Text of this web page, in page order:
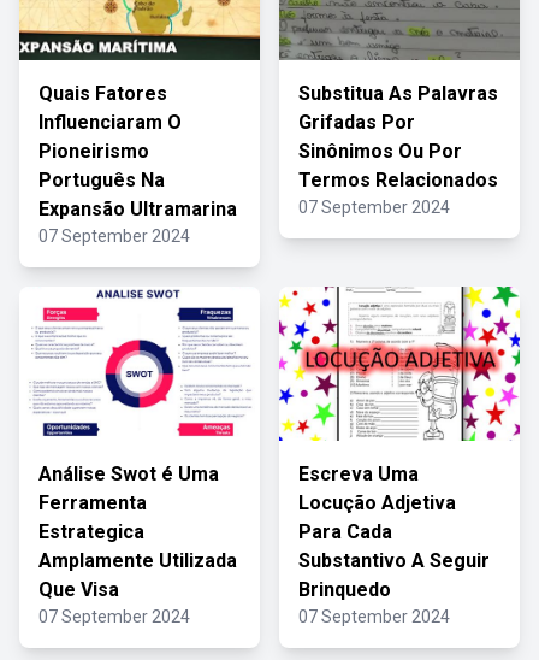
Quais Fatores
Influenciaram O
Pioneirismo
Português Na
Expansão Ultramarina
07 September 2024
Substitua As Palavras
Grifadas Por
Sinônimos Ou Por
Termos Relacionados
07 September 2024
Análise Swot é Uma
Ferramenta
Estrategica
Amplamente Utilizada
Que Visa
07 September 2024
Escreva Uma
Locução Adjetiva
Para Cada
Substantivo A Seguir
Brinquedo
07 September 2024